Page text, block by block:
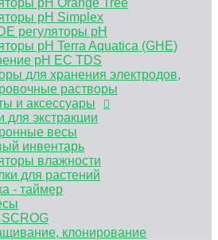
клонирование
pH Orange Tree
pH Simplex
регуляторы рН
pH Terra Aquatica (GHE)
pH EC TDS
для хранения электродов,
растворы
и аксессуары
для экстракции
весы
инвентарь
влажности
для растений
- таймер
клонирование